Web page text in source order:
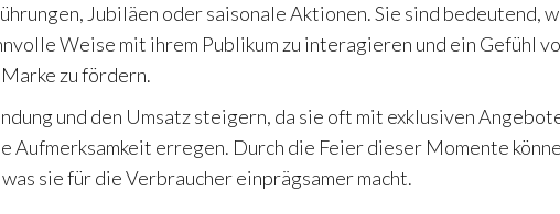
Jubiläen oder saisonale Aktionen. Sie sind bedeutend,
Weise mit ihrem Publikum zu interagieren und ein Gefühl
zu fördern.
und den Umsatz steigern, da sie oft mit exklusiven
Aufmerksamkeit erregen. Durch die Feier dieser Momente
sie für die Verbraucher einprägsamer macht.